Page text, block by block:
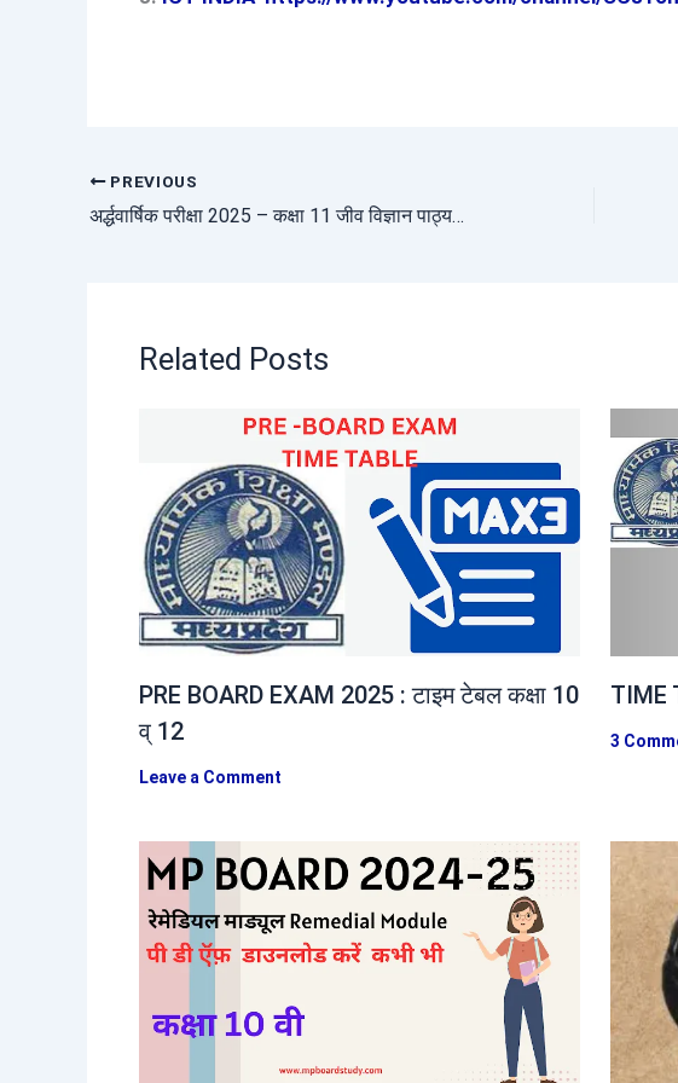
PREVIOUS
अर्द्धवार्षिक परीक्षा 2025 – कक्षा 11 जीव विज्ञान पाठ्यक्रम
Related Posts
PRE BOARD EXAM 2025 : टाइम टेबल कक्षा 10
व् 12
Leave a Comment
TIME
3